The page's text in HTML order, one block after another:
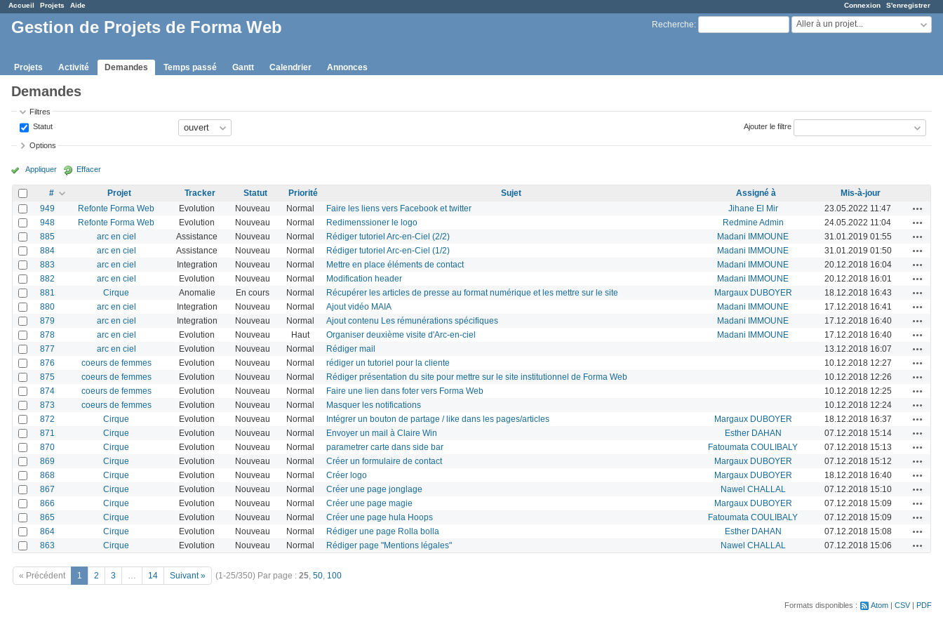
Connexion S'enregistrer
Accueil Projets Aide
Recherche: Aller à un projet...
Gestion de Projets de Forma Web
Projets Activité Demandes Temps passé Gantt Calendrier Annonces
Demandes
Filtres
Statut
Ajouter le filtre
Options
Appliquer Effacer
# Projet Tracker Statut Priorité Sujet Assigné à
Mis-à-jour
949
Refonte Forma Web Evolution Nouveau Normal Faire les liens vers Facebook et twitter Jihane El Mir 23.05.2022 11:47
948 Refonte Forma Web Evolution Nouveau Normal Redimenssioner le logo Redmine Admin 24.05.2022 11:04
885 arc en ciel Assistance Nouveau Normal Rédiger tutoriel Arc-en-Ciel (2/2) Madani IMMOUNE 31.01.2019 01:55
884 arc en ciel Assistance Nouveau Normal Rédiger tutoriel Arc-en-Ciel (1/2) Madani IMMOUNE 31.01.2019 01:50
883 arc en ciel Integration Nouveau Normal Mettre en place éléments de contact Madani IMMOUNE 20.12.2018 16:04
882 arc en ciel Evolution Nouveau Normal Modification header Madani IMMOUNE 20.12.2018 16:01
881 Cirque Anomalie En cours Normal Récupérer les articles de presse au format numérique et les mettre sur le site Margaux DUBOYER 18.12.2018 16:43
880 arc en ciel Integration Nouveau Normal Ajout vidéo MAIA Madani IMMOUNE 17.12.2018 16:41
879 arc en ciel Integration Nouveau Normal Ajout contenu Les rémunérations spécifiques Madani IMMOUNE 17.12.2018 16:40
878 arc en ciel Evolution Nouveau Haut Organiser deuxième visite d'Arc-en-ciel Madani IMMOUNE 17.12.2018 16:40
877 arc en ciel Evolution Nouveau Normal Rédiger mail 13.12.2018 16:07
876 coeurs de femmes Evolution Nouveau Normal rédiger un tutoriel pour la cliente 10.12.2018 12:27
875 coeurs de femmes Evolution Nouveau Normal Rédiger présentation du site pour mettre sur le site institutionnel de Forma Web 10.12.2018 12:26
874 coeurs de femmes Evolution Nouveau Normal Faire une lien dans foter vers Forma Web 10.12.2018 12:25
873 coeurs de femmes Evolution Nouveau Normal Masquer les notifications 10.12.2018 12:24
872 Cirque Evolution Nouveau Normal Intégrer un bouton de partage / like dans les pages/articles Margaux DUBOYER 18.12.2018 16:37
871 Cirque Evolution Nouveau Normal Envoyer un mail à Claire Win Esther DAHAN 07.12.2018 15:14
870 Cirque Evolution Nouveau Normal parametrer carte dans side bar Fatoumata COULIBALY 07.12.2018 15:13
869 Cirque Evolution Nouveau Normal Créer un formulaire de contact Margaux DUBOYER 07.12.2018 15:12
868 Cirque Evolution Nouveau Normal Créer logo Margaux DUBOYER 18.12.2018 16:40
867 Cirque Evolution Nouveau Normal Créer une page jonglage Nawel CHALLAL 07.12.2018 15:10
866 Cirque Evolution Nouveau Normal Créer une page magie Margaux DUBOYER 07.12.2018 15:09
865 Cirque Evolution Nouveau Normal Créer une page hula Hoops Fatoumata COULIBALY 07.12.2018 15:09
864 Cirque Evolution Nouveau Normal Rédiger une page Rolla bolla Esther DAHAN 07.12.2018 15:08
863 Cirque Evolution Nouveau Normal Rédiger page "Mentions légales" Nawel CHALLAL 07.12.2018 15:06
« Précédent 1 2 3 … 14 Suivant » (1-25/350) Par page : 25, 50, 100
Formats disponibles : Atom CSV PDF